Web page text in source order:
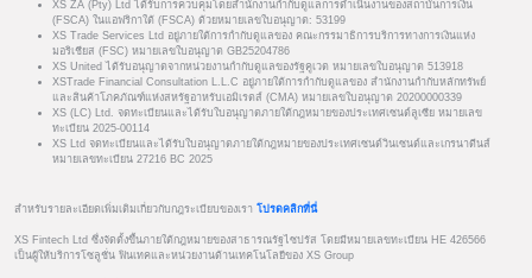
XS ZA (Pty) Ltd ได้รับการควบคุมโดยสำนักงานกำกับดูแลการดำเนินงานของสถาบันการเงิน
(FSCA) ในแอฟริกาใต้ (FSCA) ด้วยหมายเลขใบอนุญาต: 53199
XS Trade Services Ltd อยู่ภายใต้การกำกับดูแลของ คณะกรรมาธิการบริการทางการเงินแห่ง
มอริเชียส (FSC) หมายเลขใบอนุญาต GB25204786
XS United ได้รับอนุญาตจากหน่วยงานกำกับดูแลของรัฐคูเวต หมายเลขใบอนุญาต 513918
XSTrade Financial Consultation L.L.C อยู่ภายใต้การกำกับดูแลของ สำนักงานกำกับหลักทรัพย์
และสินค้าโภคภัณฑ์แห่งสหรัฐอาหรับเอมิเรตส์ (CMA) หมายเลขใบอนุญาต 20200000339
XS (LC) Ltd. จดทะเบียนและได้รับใบอนุญาตภายใต้กฎหมายของประเทศเซนต์ลูเซีย หมายเลข
ทะเบียน 2025-00114
XS Ltd จดทะเบียนและได้รับใบอนุญาตภายใต้กฎหมายของประเทศเซนต์วินเซนต์และเกรนาดีนส์
หมายเลขทะเบียน 27216 BC 2025
สำหรับรายละเอียดเพิ่มเติมเกี่ยวกับกฎระเบียบของเรา โปรดคลิกที่นี่
XS Fintech Ltd ซึ่งจัดตั้งขึ้นภายใต้กฎหมายของสาธารณรัฐไซปรัส โดยมีหมายเลขทะเบียน HE 426566
เป็นผู้ให้บริการโซลูชั่น ฟินเทคและหน่วยงานด้านเทคโนโลยีของ XS Group